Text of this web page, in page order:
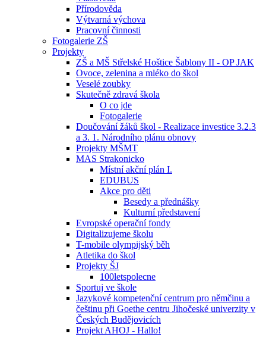
Přírodověda
Výtvarná výchova
Pracovní činnosti
Fotogalerie ZŠ
Projekty
ZŠ a MŠ Střelské Hoštice Šablony II - OP JAK
Ovoce, zelenina a mléko do škol
Veselé zoubky
Skutečně zdravá škola
O co jde
Fotogalerie
Doučování žáků škol - Realizace investice 3.2.3
a 3. 1. Národního plánu obnovy
Projekty MŠMT
MAS Strakonicko
Místní akční plán I.
EDUBUS
Akce pro děti
Besedy a přednášky
Kulturní představení
Evropské operační fondy
Digitalizujeme školu
T-mobile olympijský běh
Atletika do škol
Projekty ŠJ
100letspolecne
Sportuj ve škole
Jazykové kompetenční centrum pro němčinu a
češtinu při Goethe centru Jihočeské univerzity v
Českých Budějovicích
Projekt AHOJ - Hallo!